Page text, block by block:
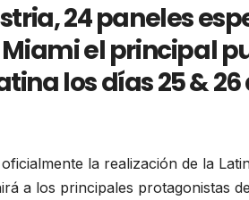
24 paneles
el principal
los días 25 &
la realización de la
a los principales protagonistas